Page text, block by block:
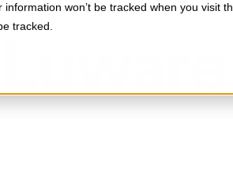
information won’t be tracked when you visit
tracked.